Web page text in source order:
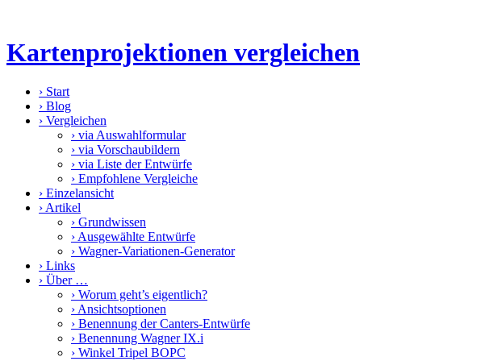
Kartenprojektionen vergleichen
› Start
› Blog
› Vergleichen
› via Auswahlformular
› via Vorschaubildern
› via Liste der Entwürfe
› Empfohlene Vergleiche
› Einzelansicht
› Artikel
› Grundwissen
› Ausgewählte Entwürfe
› Wagner-Variationen-Generator
› Links
› Über …
› Worum geht’s eigentlich?
› Ansichtsoptionen
› Benennung der Canters-Entwürfe
› Benennung Wagner IX.i
› Winkel Tripel BOPC